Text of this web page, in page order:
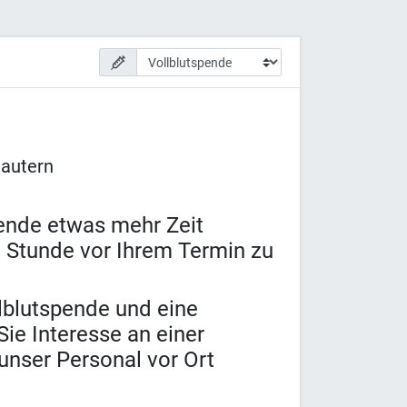
etwas mehr Zeit
vor Ihrem Termin zu
und eine
Interesse an einer
Personal vor Ort